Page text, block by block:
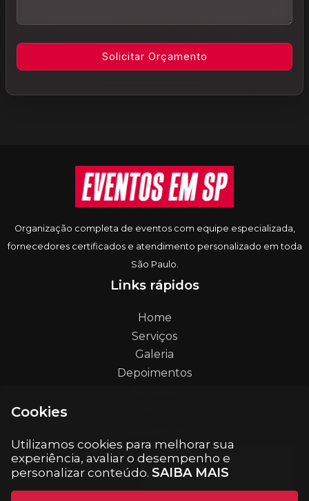
Informações do rodapé
Organização completa de eventos com equipe especializada,
fornecedores certificados e atendimento personalizado em toda
São Paulo.
Links rápidos
Home
Serviços
Galeria
Depoimentos
contato@eventosemsp.com.br
Cookies
Utilizamos cookies para melhorar sua
experiência, avaliar o desempenho e
personalizar conteúdo. SAIBA MAIS